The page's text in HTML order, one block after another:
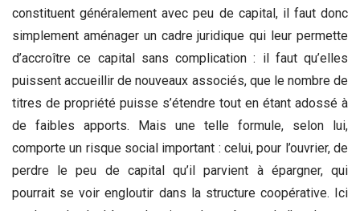
constituent généralement avec peu de capital, il faut donc
simplement aménager un cadre juridique qui leur permette
d’accroître ce capital sans complication : il faut qu’elles
puissent accueillir de nouveaux associés, que le nombre de
titres de propriété puisse s’étendre tout en étant adossé à
de faibles apports. Mais une telle formule, selon lui,
comporte un risque social important : celui, pour l’ouvrier, de
perdre le peu de capital qu’il parvient à épargner, qui
pourrait se voir engloutir dans la structure coopérative. Ici